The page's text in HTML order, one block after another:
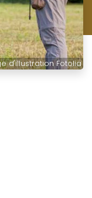
d'illustration Fotolia